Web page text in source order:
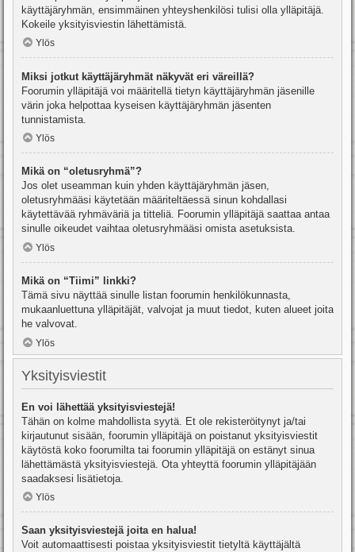
käyttäjäryhmän, ensimmäinen yhteyshenkilösi tulisi olla ylläpitäjä.
Kokeile yksityisviestin lähettämistä.
Ylös
Miksi jotkut käyttäjäryhmät näkyvät eri väreillä?
Foorumin ylläpitäjä voi määritellä tietyn käyttäjäryhmän jäsenille
värin joka helpottaa kyseisen käyttäjäryhmän jäsenten
tunnistamista.
Ylös
Mikä on “oletusryhmä”?
Jos olet useamman kuin yhden käyttäjäryhmän jäsen,
oletusryhmääsi käytetään määriteltäessä sinun kohdallasi
käytettävää ryhmäväriä ja titteliä. Foorumin ylläpitäjä saattaa antaa
sinulle oikeudet vaihtaa oletusryhmääsi omista asetuksista.
Ylös
Mikä on “Tiimi” linkki?
Tämä sivu näyttää sinulle listan foorumin henkilökunnasta,
mukaanluettuna ylläpitäjät, valvojat ja muut tiedot, kuten alueet joita
he valvovat.
Ylös
Yksityisviestit
En voi lähettää yksityisviestejä!
Tähän on kolme mahdollista syytä. Et ole rekisteröitynyt ja/tai
kirjautunut sisään, foorumin ylläpitäjä on poistanut yksityisviestit
käytöstä koko foorumilta tai foorumin ylläpitäjä on estänyt sinua
lähettämästä yksityisviestejä. Ota yhteyttä foorumin ylläpitäjään
saadaksesi lisätietoja.
Ylös
Saan yksityisviestejä joita en halua!
Voit automaattisesti poistaa yksityisviestit tietyltä käyttäjältä